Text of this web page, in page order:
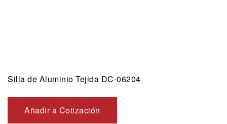
Silla de Aluminio Tejida DC-06204
Añadir a Cotización